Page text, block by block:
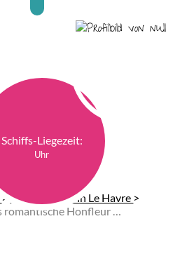
Schiffs-Liegezeit:
Uhr
>Landausflüge in Le Havre >
Das romantische Honfleur genießen (Start am Hafen)